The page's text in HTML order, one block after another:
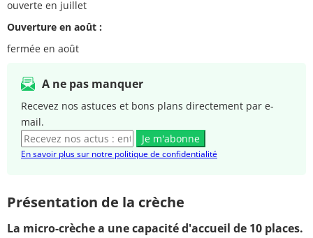
ouverte en juillet
Ouverture en août :
fermée en août
A ne pas manquer
Recevez nos astuces et bons plans directement par e-
mail.
Je m'abonne
En savoir plus sur notre politique de confidentialité
Présentation de la crèche
La micro-crèche a une capacité d'accueil de 10 places.